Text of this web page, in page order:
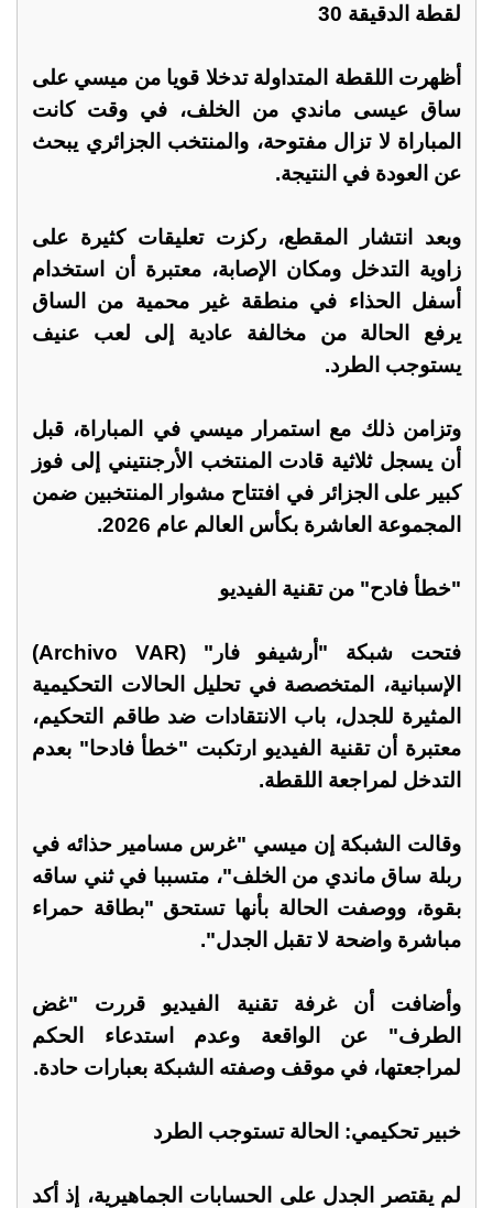
لقطة الدقيقة 30
أظهرت اللقطة المتداولة تدخلا قويا من ميسي على
ساق عيسى ماندي من الخلف، في وقت كانت
المباراة لا تزال مفتوحة، والمنتخب الجزائري يبحث
عن العودة في النتيجة.
وبعد انتشار المقطع، ركزت تعليقات كثيرة على
زاوية التدخل ومكان الإصابة، معتبرة أن استخدام
أسفل الحذاء في منطقة غير محمية من الساق
يرفع الحالة من مخالفة عادية إلى لعب عنيف
يستوجب الطرد.
وتزامن ذلك مع استمرار ميسي في المباراة، قبل
أن يسجل ثلاثية قادت المنتخب الأرجنتيني إلى فوز
كبير على الجزائر في افتتاح مشوار المنتخبين ضمن
المجموعة العاشرة بكأس العالم عام 2026.
"خطأ فادح" من تقنية الفيديو
فتحت شبكة "أرشيفو فار" (Archivo VAR)
الإسبانية، المتخصصة في تحليل الحالات التحكيمية
المثيرة للجدل، باب الانتقادات ضد طاقم التحكيم،
معتبرة أن تقنية الفيديو ارتكبت "خطأ فادحا" بعدم
التدخل لمراجعة اللقطة.
وقالت الشبكة إن ميسي "غرس مسامير حذائه في
ربلة ساق ماندي من الخلف"، متسببا في ثني ساقه
بقوة، ووصفت الحالة بأنها تستحق "بطاقة حمراء
مباشرة واضحة لا تقبل الجدل".
وأضافت أن غرفة تقنية الفيديو قررت "غض
الطرف" عن الواقعة وعدم استدعاء الحكم
لمراجعتها، في موقف وصفته الشبكة بعبارات حادة.
خبير تحكيمي: الحالة تستوجب الطرد
لم يقتصر الجدل على الحسابات الجماهيرية، إذ أكد